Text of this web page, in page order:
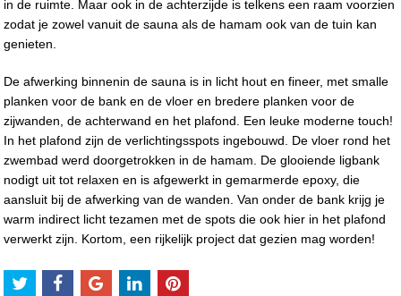
in de ruimte. Maar ook in de achterzijde is telkens een raam voorzien
zodat je zowel vanuit de sauna als de hamam ook van de tuin kan
genieten.
De afwerking binnenin de sauna is in licht hout en fineer, met smalle
planken voor de bank en de vloer en bredere planken voor de
zijwanden, de achterwand en het plafond. Een leuke moderne touch!
In het plafond zijn de verlichtingsspots ingebouwd. De vloer rond het
zwembad werd doorgetrokken in de hamam. De glooiende ligbank
nodigt uit tot relaxen en is afgewerkt in gemarmerde epoxy, die
aansluit bij de afwerking van de wanden. Van onder de bank krijg je
warm indirect licht tezamen met de spots die ook hier in het plafond
verwerkt zijn. Kortom, een rijkelijk project dat gezien mag worden!